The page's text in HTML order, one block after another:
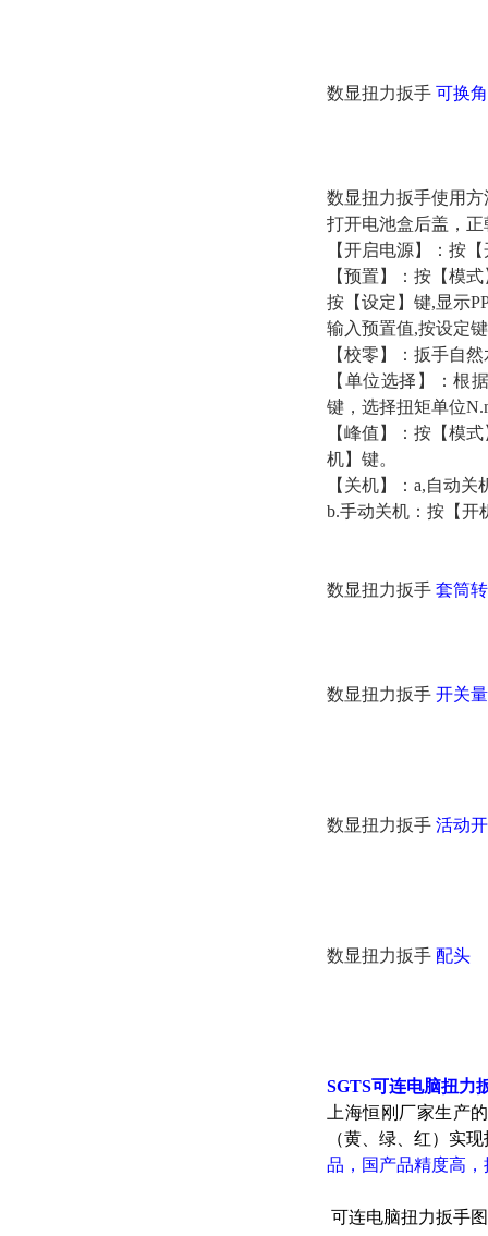
数显扭力扳手 可换
数显扭力扳手使用方
打开电池盒后盖，
【开启电源】：按
【预置】：按【模
按【设定】键,显示
输入预置值,按设定
【校零】：扳手自
【单位选择】：根
键，选择扭矩单位
【峰值】：按【模
机】键。
【关机】：a,自动
b.手动关机：按【开
数显扭力扳手 套筒
数显扭力扳手 开关量
数显扭力扳手 活动
数显扭力扳手 配头
SGTS可连电脑扭力
上海恒刚厂家生产
（黄、绿、红）实
品，国产品精度高
可连电脑扭力扳手